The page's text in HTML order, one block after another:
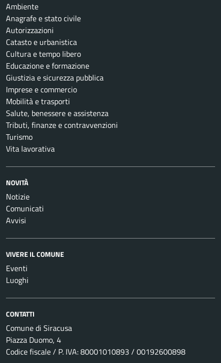
Ambiente
Anagrafe e stato civile
Autorizzazioni
Catasto e urbanistica
Cultura e tempo libero
Educazione e formazione
Giustizia e sicurezza pubblica
Imprese e commercio
Mobilità e trasporti
Salute, benessere e assistenza
Tributi, finanze e contravvenzioni
Turismo
Vita lavorativa
NOVITÀ
Notizie
Comunicati
Avvisi
VIVERE IL COMUNE
Eventi
Luoghi
CONTATTI
Comune di Siracusa
Piazza Duomo, 4
Codice fiscale / P. IVA: 80001010893 / 00192600898